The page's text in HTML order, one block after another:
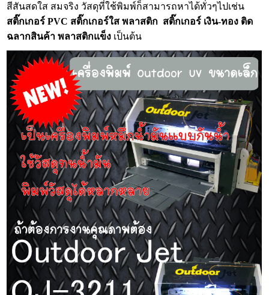
สีสันสดใส สมจริง วัสดุที่ใช้พิมพ์ก็สามารถหาได้ทั่วๆไปเช่น
สติ๊กเกอร์ PVC สติ๊กเกอร์ใส พลาสติก สติ๊กเกอร์ เงิน-ทอง ติด
ฉลากสินค้า พลาสติกแข็ง เป็นต้น